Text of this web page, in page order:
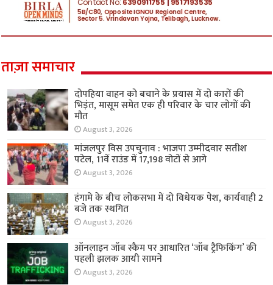
ताज़ा समाचार
दोपहिया वाहन को बचाने के प्रयास में दो कारों की
भिड़ंत, मासूम समेत एक ही परिवार के चार लोगों की
मौत
August 3, 2026
मांजलपुर विस उपचुनाव : भाजपा उम्मीदवार सतीश
पटेल, 11वें राउंड में 17,198 वोटों से आगे
August 3, 2026
हंगामे के बीच लोकसभा में दो विधेयक पेश, कार्यवाही 2
बजे तक स्थगित
August 3, 2026
ऑनलाइन जॉब स्कैम पर आधारित ‘जॉब ट्रैफिकिंग’ की
पहली झलक आयी सामने
August 3, 2026